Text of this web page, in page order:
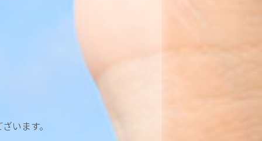
います。